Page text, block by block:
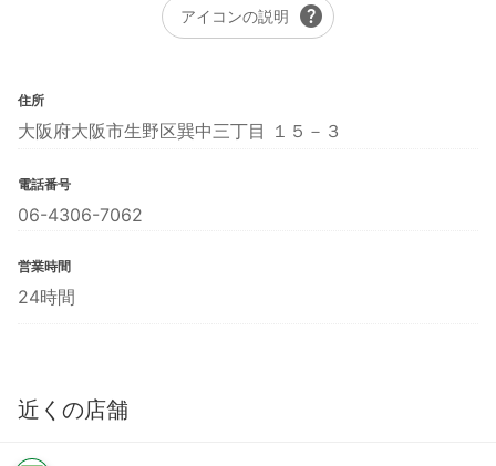
アイコンの説明 help
住所
大阪府大阪市生野区巽中三丁目 １５－３
電話番号
06-4306-7062
営業時間
24時間
近くの店舗